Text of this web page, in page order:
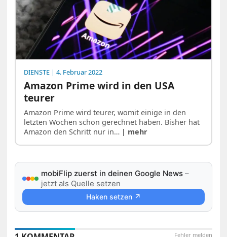
DIENSTE | 4. Februar 2022
Amazon Prime wird in den USA
teurer
Amazon Prime wird teurer, womit einige in den
letzten Wochen schon gerechnet haben. Bisher hat
Amazon den Schritt nur in… | mehr
mobiFlip zuerst in deinen Google News –
jetzt als Quelle setzen
Haken setzen ↗
Fehler melden